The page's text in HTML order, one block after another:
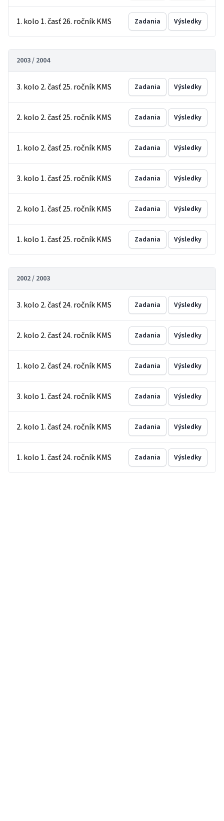
1. kolo 1. časť 26. ročník KMS Zadania Výsledky
2003 / 2004
3. kolo 2. časť 25. ročník KMS Zadania Výsledky
2. kolo 2. časť 25. ročník KMS Zadania Výsledky
1. kolo 2. časť 25. ročník KMS Zadania Výsledky
3. kolo 1. časť 25. ročník KMS Zadania Výsledky
2. kolo 1. časť 25. ročník KMS Zadania Výsledky
1. kolo 1. časť 25. ročník KMS Zadania Výsledky
2002 / 2003
3. kolo 2. časť 24. ročník KMS Zadania Výsledky
2. kolo 2. časť 24. ročník KMS Zadania Výsledky
1. kolo 2. časť 24. ročník KMS Zadania Výsledky
3. kolo 1. časť 24. ročník KMS Zadania Výsledky
2. kolo 1. časť 24. ročník KMS Zadania Výsledky
1. kolo 1. časť 24. ročník KMS Zadania Výsledky